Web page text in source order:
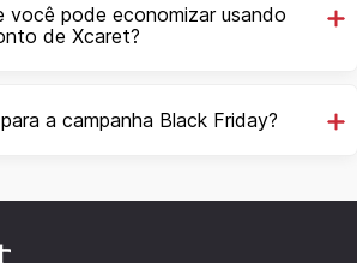
você pode economizar usando
de Xcaret?
a campanha Black Friday?